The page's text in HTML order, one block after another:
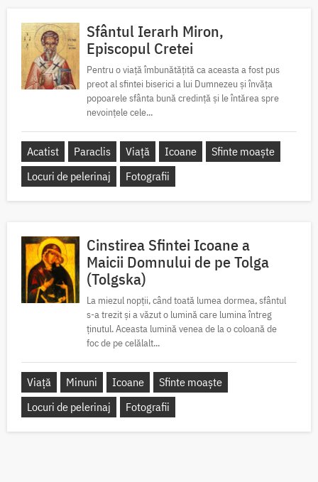
Sfântul Ierarh Miron,
Episcopul Cretei
Pentru o viață îmbunătățită ca aceasta a fost pus
preot al sfintei biserici a lui Dumnezeu și învăța
popoarele sfânta bună credință și le întărea spre
nevoințele cele...
Acatist Paraclis Viață Icoane
Sfinte moaște
Locuri de pelerinaj
Fotografii
Cinstirea Sfintei Icoane a
Maicii Domnului de pe Tolga
(Tolgska)
La miezul nopții, când toată lumea dormea, sfântul
s-a trezit și a văzut o lumină care lumina întreg
ținutul. Aceasta lumină venea de la o coloană de
foc de pe celălalt...
Viață Minuni Icoane
Sfinte moaște
Locuri de pelerinaj
Fotografii